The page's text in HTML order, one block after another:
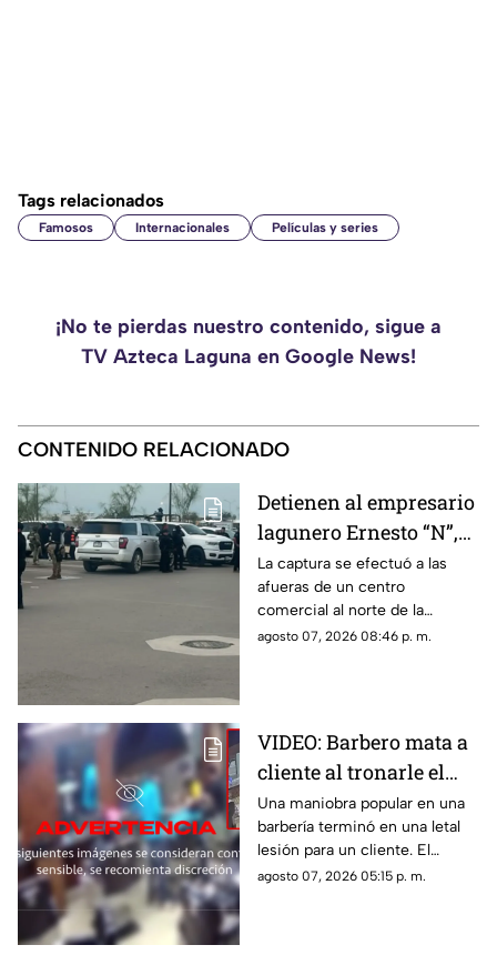
Tags relacionados
Famosos Internacionales Películas y series
¡No te pierdas nuestro contenido, sigue a
TV Azteca Laguna en Google News!
CONTENIDO RELACIONADO
Detienen al empresario
lagunero Ernesto “N”,
alias “El Güino”, tras
despliegue de
seguridad en Torreón
La captura se efectuó a las
afueras de un centro
comercial al norte de la
ciudad; le habrían asegurado
agosto 07, 2026 08:46 p. m.
VIDEO: Barbero mata a
cliente al tronarle el
cuello mientras le
cortaba el cabello
Una maniobra popular en una
barbería terminó en una letal
lesión para un cliente. El
momento quedó registrado
agosto 07, 2026 05:15 p. m.